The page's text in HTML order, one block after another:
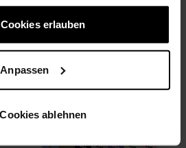
erlauben
Anpassen
ablehnen
% + 2
X-Alp Waterproof Laufjacke
169,95 €
(79)